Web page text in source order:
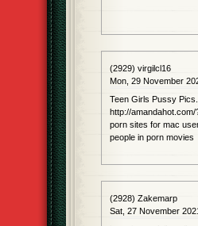
(2929) virgilcl16
Mon, 29 November
Teen Girls Pussy
http://amandahot.com/
porn sites for mac
people in porn movies
(2928) Zakemarp
Sat, 27 November